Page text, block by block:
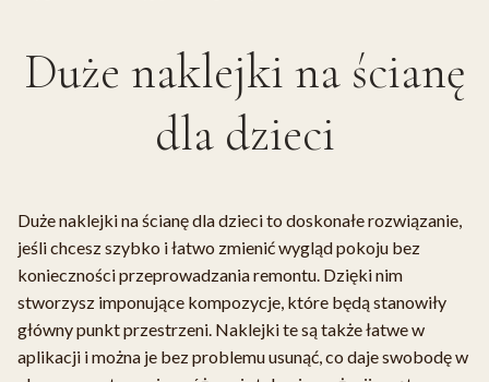
Duże naklejki na ścianę
dla dzieci
Duże naklejki na ścianę dla dzieci to doskonałe rozwiązanie,
jeśli chcesz szybko i łatwo zmienić wygląd pokoju bez
konieczności przeprowadzania remontu. Dzięki nim
stworzysz imponujące kompozycje, które będą stanowiły
główny punkt przestrzeni. Naklejki te są także łatwe w
aplikacji i można je bez problemu usunąć, co daje swobodę w